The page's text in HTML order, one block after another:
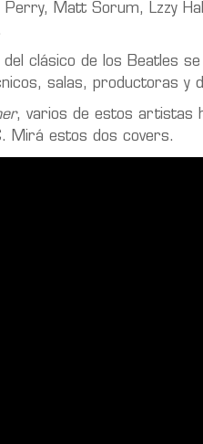
Perry, Matt Sorum, Lzzy
clásico de los Beatles
salas, productoras y
, varios de estos artistas
Mirá estos dos covers.